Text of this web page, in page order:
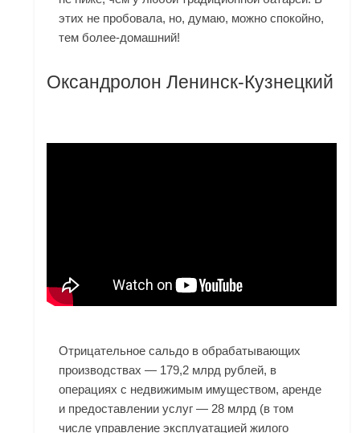
этих не пробовала, но, думаю, можно спокойно,
тем более-домашний!
Оксандролон Ленинск-Кузнецкий
Отрицательное сальдо в обрабатывающих
производствах — 179,2 млрд рублей, в
операциях с недвижимым имуществом, аренде
и предоставлении услуг — 28 млрд (в том
числе управление эксплуатацией жилого